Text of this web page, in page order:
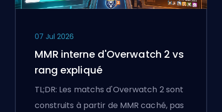
07 Jul 2026
MMR interne d'Overwatch 2 vs
rang expliqué
TL;DR: Les matchs d'Overwatch 2 sont
construits à partir de MMR caché, pas